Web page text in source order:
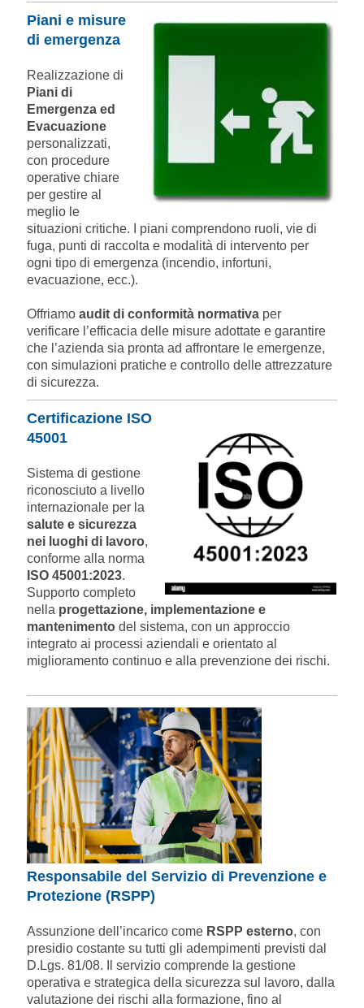
Piani e misure
di emergenza
Realizzazione di
Piani di
Emergenza ed
Evacuazione
personalizzati,
con procedure
operative chiare
per gestire al
meglio le
situazioni critiche. I piani comprendono ruoli, vie di
fuga, punti di raccolta e modalità di intervento per
ogni tipo di emergenza (incendio, infortuni,
evacuazione, ecc.).
Offriamoaudit di conformità normativa per
verificare l’efficacia delle misure adottate e garantire
che l’azienda sia pronta ad affrontare le emergenze,
con simulazioni pratiche e controllo delle attrezzature
di sicurezza.
Certificazione ISO
45001
Sistema di gestione
riconosciuto a livello
internazionale per la
salute e sicurezza
nei luoghi di lavoro,
conforme alla norma
ISO 45001:2023.
Supporto completo
nella progettazione, implementazione e
mantenimento del sistema, con un approccio
integrato ai processi aziendali e orientato al
miglioramento continuo e alla prevenzione dei rischi.
Responsabile del Servizio di Prevenzione e
Protezione (RSPP)
Assunzione dell’incarico come RSPP esterno, con
presidio costante su tutti gli adempimenti previsti dal
D.Lgs. 81/08. Il servizio comprende la gestione
operativa e strategica della sicurezza sul lavoro, dalla
valutazione dei rischi alla formazione, fino al